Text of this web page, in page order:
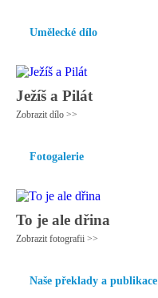
Umělecké dílo
Ježíš a Pilát
Zobrazit dílo >>
Fotogalerie
To je ale dřina
Zobrazit fotografii >>
Naše překlady a publikace